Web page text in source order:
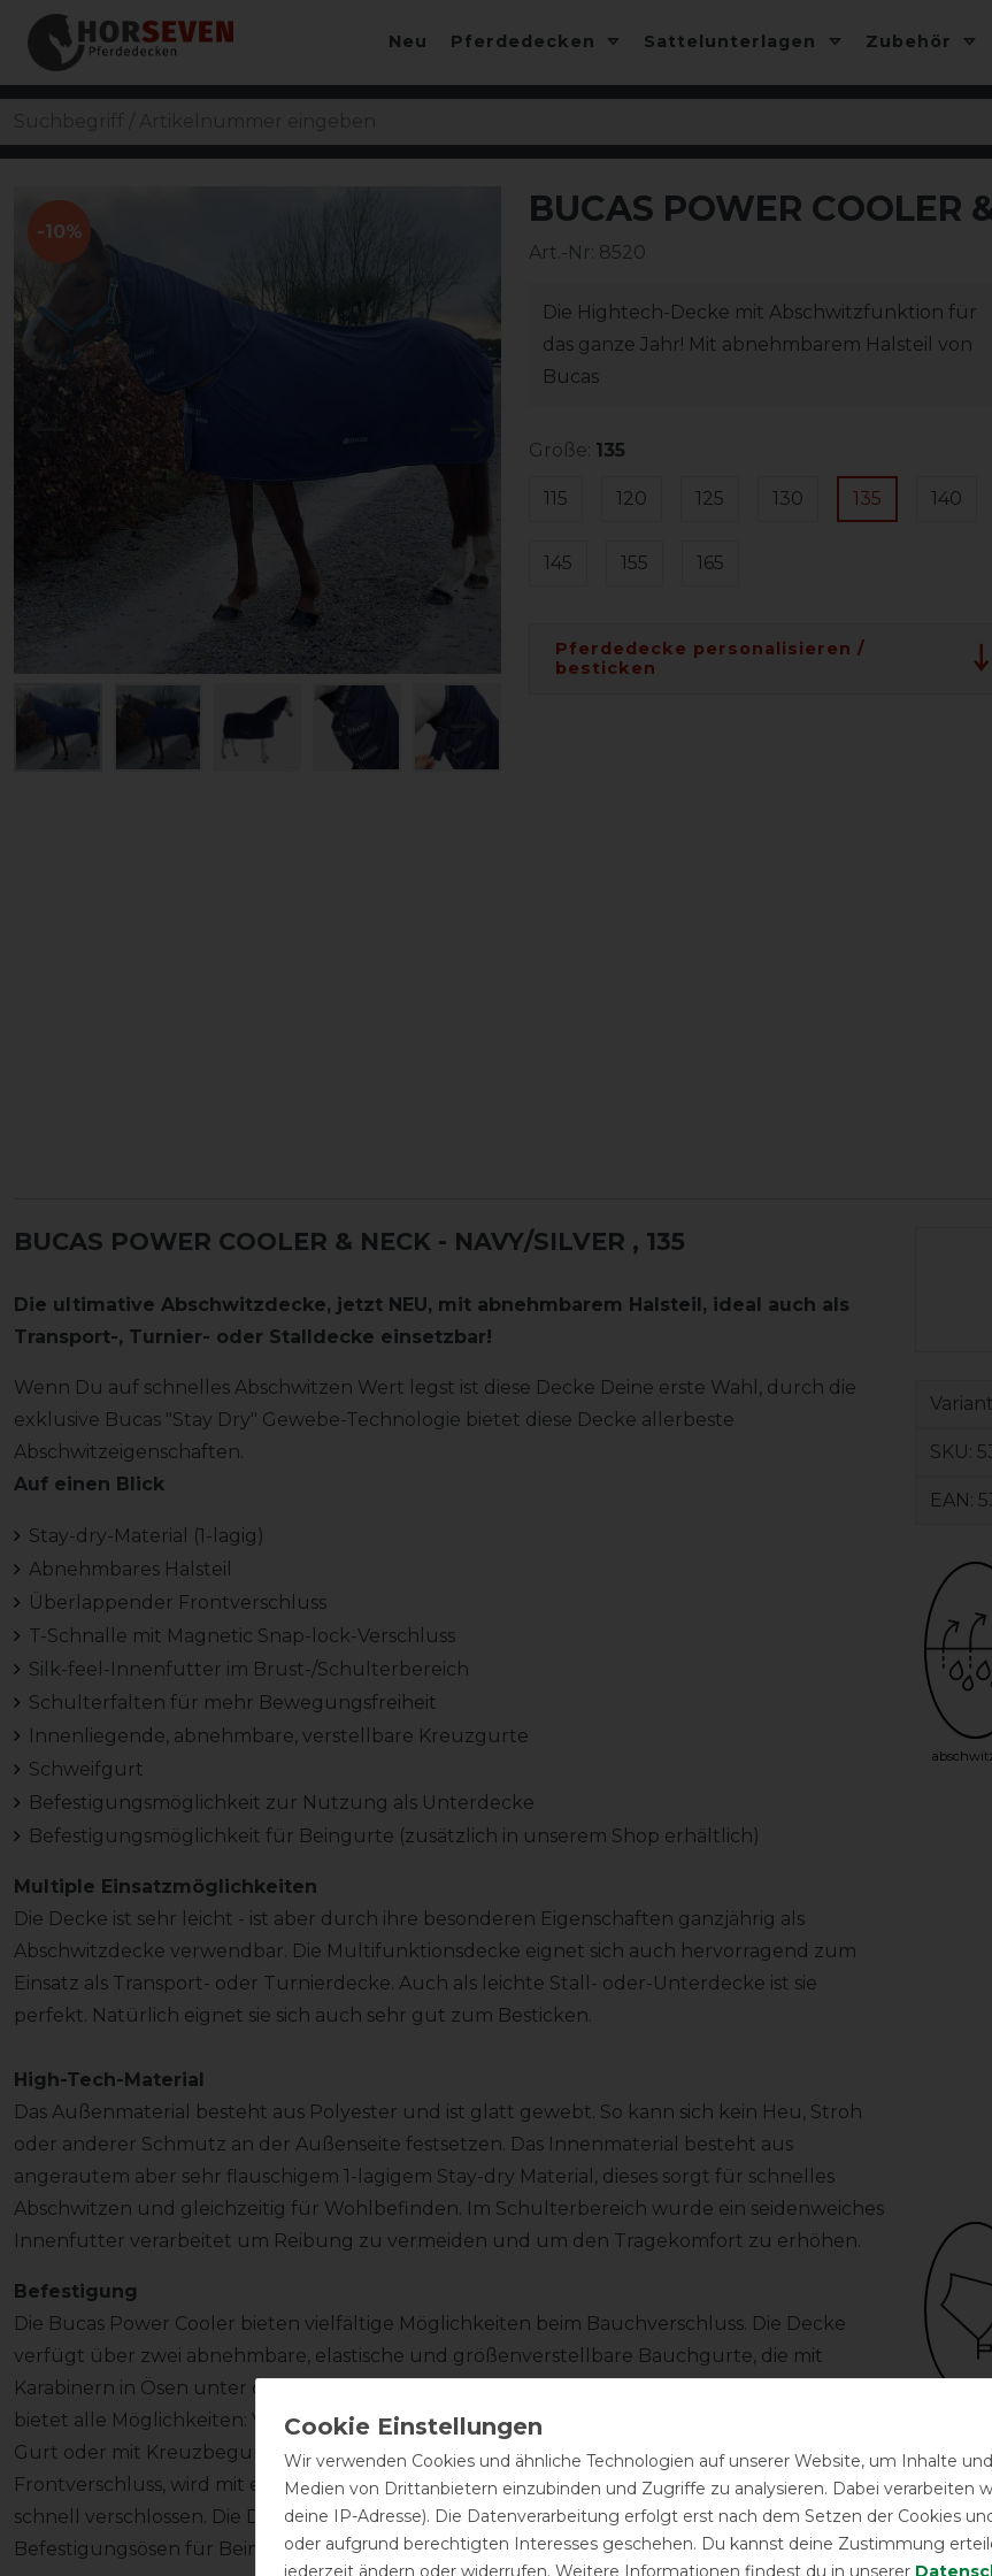
Neu Pferdedecken Sattelunterlagen Zubehör
-10%
BUCAS POWER COOLER
Art.-Nr: 8520
Die Hightech-Decke mit Abschwitzfunktion für
das ganze Jahr! Mit abnehmbarem Halsteil von
Bucas
Größe: 135
115 120 125 130 135 140
145 155 165
Pferdedecke personalisieren /
besticken
BUCAS POWER COOLER & NECK - NAVY/SILVER , 135
Die ultimative Abschwitzdecke, jetzt NEU, mit abnehmbarem Halsteil, ideal auch als
Transport-, Turnier- oder Stalldecke einsetzbar!
Wenn Du auf schnelles Abschwitzen Wert legst ist diese Decke Deine erste Wahl, durch die
exklusive Bucas "Stay Dry" Gewebe-Technologie bietet diese Decke allerbeste
Abschwitzeigenschaften.
Auf einen Blick
Stay-dry-Material (1-lagig)
Abnehmbares Halsteil
Überlappender Frontverschluss
T-Schnalle mit Magnetic Snap-lock-Verschluss
Silk-feel-Innenfutter im Brust-/Schulterbereich
Schulterfalten für mehr Bewegungsfreiheit
Innenliegende, abnehmbare, verstellbare Kreuzgurte
Schweifgurt
Befestigungsmöglichkeit zur Nutzung als Unterdecke
Befestigungsmöglichkeit für Beingurte (zusätzlich in unserem Shop erhältlich)
Multiple Einsatzmöglichkeiten
Die Decke ist sehr leicht - ist aber durch ihre besonderen Eigenschaften ganzjährig als
Abschwitzdecke verwendbar. Die Multifunktionsdecke eignet sich auch hervorragend zum
Einsatz als Transport- oder Turnierdecke. Auch als leichte Stall- oder-Unterdecke ist sie
perfekt. Natürlich eignet sie sich auch sehr gut zum Besticken.
High-Tech-Material
Das Außenmaterial besteht aus Polyester und ist glatt gewebt. So kann sich kein Heu, Stroh
oder anderer Schmutz an der Außenseite festsetzen. Das Innenmaterial besteht aus
angerautem aber sehr flauschigem 1-lagigem Stay-dry Material, dieses sorgt für schnelles
Abschwitzen und gleichzeitig für Wohlbefinden. Im Schulterbereich wurde ein seidenweiches
Innenfutter verarbeitet um Reibung zu vermeiden und um den Tragekomfort zu erhöhen.
Befestigung
Die Bucas Power Cooler bieten vielfältige Möglichkeiten beim Bauchverschluss. Die Decke
verfügt über zwei abnehmbare, elastische und größenverstellbare Bauchgurte, die mit
Karabinern in Ösen unter der Decke eingehakt werden können. Dieses Verschluss-System
bietet alle Möglichkeiten: Verwendung der Decke ohne Gurte (bei Bewegung), mit einem
Gurt oder mit Kreuzbegurtung für den Transport. Der überlappende leicht gepolsterte
Frontverschluss, wird mit einer T-Schnalle und dem Magnetic Snap-lock-Verschluss sicher und
schnell verschlossen. Die Decke besitzt einen Schweifriemen mit Befestigungshaken und
Befestigungsösen für Beingurte (nicht im Lieferumfang enthalten).
SKU:
EAN:
Wir verwenden Cookies und ähnliche Technologien auf unserer Website, um Inhalte
Medien von Drittanbietern einzubinden und Zugriffe zu analysieren. Dabei verarbeiten
deine IP-Adresse). Die Datenverarbeitung erfolgt erst nach dem Setzen der Cookies
oder aufgrund berechtigten Interesses geschehen. Du kannst deine Zustimmung
jederzeit ändern oder widerrufen. Weitere Informationen findest du in unserer